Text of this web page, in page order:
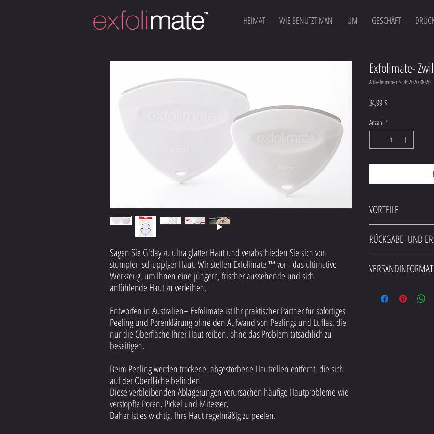
HEIMAT WIE BENUTZT MAN UM GESCHÄFT
Sagen Sie G'day zu ultra glatter Haut und verabschieden Sie sich von
stumpfer, schuppiger Haut. Wir stellen Exfolimate ™ vor - das ultimative
Werkzeug, um Ihnen eine jüngere, frischer aussehende und sich
anfühlende Haut zu verleihen.
Entworfen in Australien– Exfolimate ist Ihr praktischer Partner für sofortiges
Peeling und Porenklärung ohne den Aufwand von Peelings und Luffas, die
nur die Oberfläche Ihrer Haut reiben, ohne das Problem tatsächlich zu
beseitigen.
Beim Peeling werden trockene, abgestorbene Hautzellen entfernt, die sich
auf der Oberfläche befinden.
Diese verbleibenden Ablagerungen verursachen häufige Hautprobleme wie
verstopfte Poren, Pickel und Mitesser,
Daher ist es wichtig, Ihre Haut regelmäßig zu peelen.
Exfolimate-
Artikelnummer: 9346202000020
34,99 $Preis
Anzahl *
VORTEILE
Natürliches,
Jedes Mal sofortige
Haare anzuheben
RÜCKGABE- UND
zurücksenden und eine volle
berechnet. KOSTENLOSER